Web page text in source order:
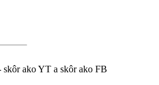
ako YT a skôr ako FB